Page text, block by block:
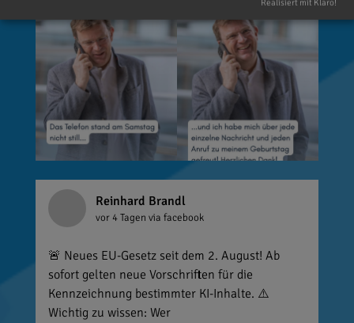
Reinhard Brandl
vor 4 Tagen via facebook
🚨 Neues EU-Gesetz seit dem 2. August! Ab
sofort gelten neue Vorschriften für die
Kennzeichnung bestimmter KI-Inhalte. ⚠️
Wichtig zu wissen: Wer